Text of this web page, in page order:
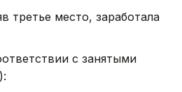
третье место, заработала
с занятыми